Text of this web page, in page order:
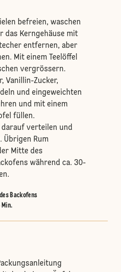
befreien, waschen
das Kerngehäuse mit
entfernen, aber
Mit einem Teelöffel
vergrössern.
Vanillin-Zucker,
und eingeweichten
und mit einem
füllen.
darauf verteilen und
Übrigen Rum
Mitte des
während ca. 30-
Backofens
Min.